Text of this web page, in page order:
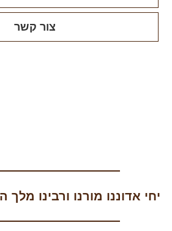
צור קשר
יחי אדוננו מורנו ורבינו